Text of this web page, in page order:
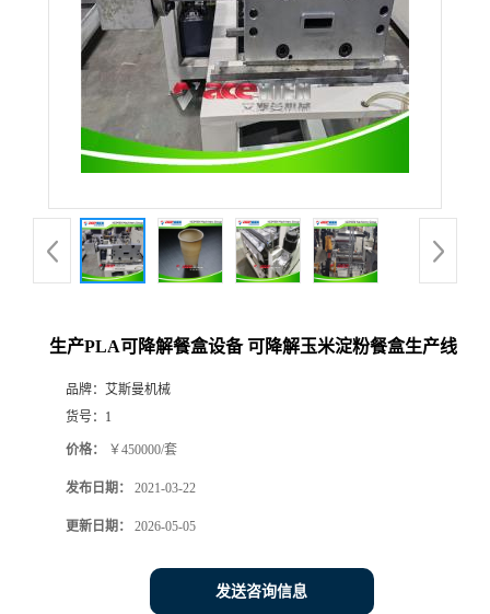
生产PLA可降解餐盒设备 可降解玉米淀粉餐盒生产线
品牌： 艾斯曼机械
货号： 1
价格： ￥450000/套
发布日期： 2021-03-22
更新日期： 2026-05-05
发送咨询信息